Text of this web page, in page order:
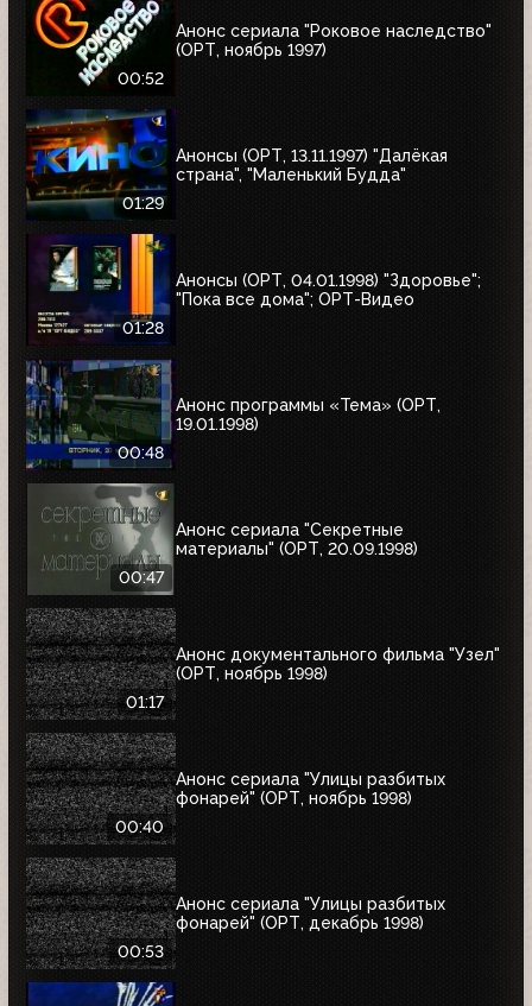
00:52
Анонс сериала "Роковое наследство"
(ОРТ, ноябрь 1997)
01:29
Анонсы (ОРТ, 13.11.1997) "Далёкая
страна", "Маленький Будда"
01:28
Анонсы (ОРТ, 04.01.1998) "Здоровье";
"Пока все дома"; ОРТ-Видео
00:48
Анонс программы «Тема» (ОРТ,
19.01.1998)
00:47
Анонс сериала "Секретные
материалы" (ОРТ, 20.09.1998)
01:17
Анонс документального фильма "Узел"
(ОРТ, ноябрь 1998)
00:40
Анонс сериала "Улицы разбитых
фонарей" (ОРТ, ноябрь 1998)
00:53
Анонс сериала "Улицы разбитых
фонарей" (ОРТ, декабрь 1998)